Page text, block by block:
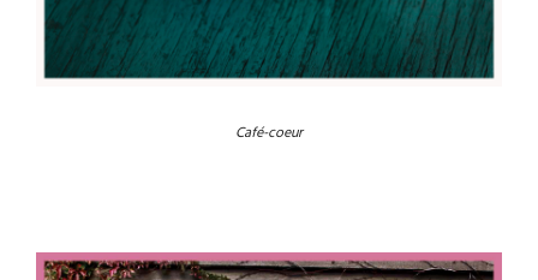
Café-coeur